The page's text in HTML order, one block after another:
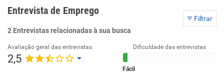
Entrevista de Emprego
Filtrar
2 Entrevistas relacionadas à sua busca
Avaliação geral das entrevistas
2,5
Dificuldade das entrevistas
Fácil